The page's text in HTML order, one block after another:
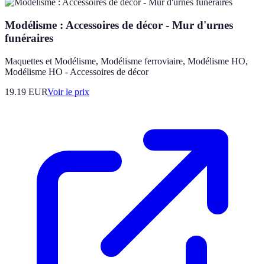
Modélisme : Accessoires de décor - Mur d'urnes
funéraires
Maquettes et Modélisme, Modélisme ferroviaire, Modélisme HO,
Modélisme HO - Accessoires de décor
19.19 EURVoir le prix